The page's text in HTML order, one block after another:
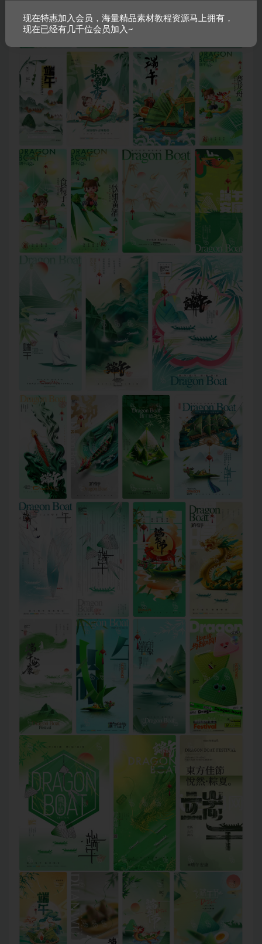
现在特惠加入会员，海量精品素材教程资源马上拥有，
现在已经有几千位会员加入~